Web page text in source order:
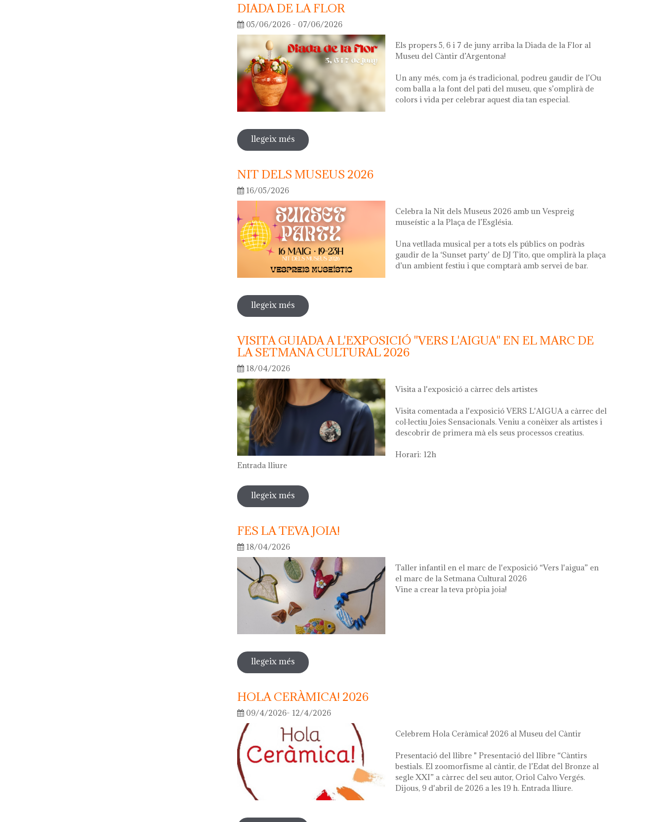
DIADA DE LA FLOR
05/06/2026 - 07/06/2026
Els propers 5, 6 i 7 de juny arriba la Diada de la Flor al
Museu del Càntir d’Argentona!
Un any més, com ja és tradicional, podreu gaudir de l’Ou
com balla a la font del pati del museu, que s’omplirà de
colors i vida per celebrar aquest dia tan especial.
llegeix més sobre diada de la flor
NIT DELS MUSEUS 2026
16/05/2026
Celebra la Nit dels Museus 2026 amb un Vespreig
museístic a la Plaça de l’Església.
Una vetllada musical per a tots els públics on podràs
gaudir de la ‘Sunset party’ de DJ Tito, que omplirà la plaça
d’un ambient festiu i que comptarà amb servei de bar.
llegeix més sobre nit dels museus 2026
VISITA GUIADA A L'EXPOSICIÓ "VERS L'AIGUA" EN EL MARC DE
LA SETMANA CULTURAL 2026
18/04/2026
Visita a l'exposició a càrrec dels artistes
Visita comentada a l'exposició VERS L'AIGUA a càrrec del
col·lectiu Joies Sensacionals. Veniu a conèixer als artistes i
descobrir de primera mà els seus processos creatius.
Horari: 12h
Entrada lliure
llegeix més sobre visita guiada a l'exposició "vers l'aigua" en el marc de la setmana cultural
2026
FES LA TEVA JOIA!
18/04/2026
Taller infantil en el marc de l'exposició “Vers l'aigua” en
el marc de la Setmana Cultural 2026
Vine a crear la teva pròpia joia!
llegeix més sobre fes la teva joia!
HOLA CERÀMICA! 2026
09/4/2026- 12/4/2026
Celebrem Hola Ceràmica! 2026 al Museu del Càntir
Presentació del llibre " Presentació del llibre “Càntirs
bestials. El zoomorfisme al càntir, de l’Edat del Bronze al
segle XXI” a càrrec del seu autor, Oriol Calvo Vergés.
Dijous, 9 d'abril de 2026 a les 19 h. Entrada lliure.